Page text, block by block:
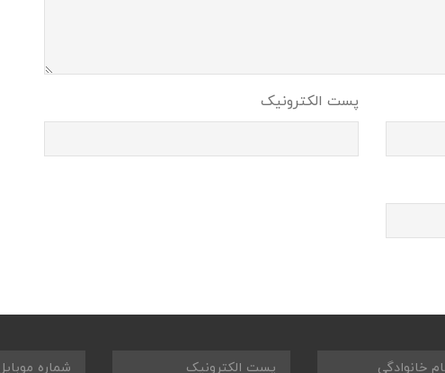
پست الکترونیک